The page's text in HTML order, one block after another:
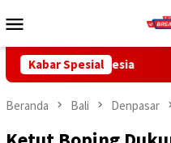
ke
Mobile
Kabar SpesialWabup Bangli
Beranda Bali Denpasar